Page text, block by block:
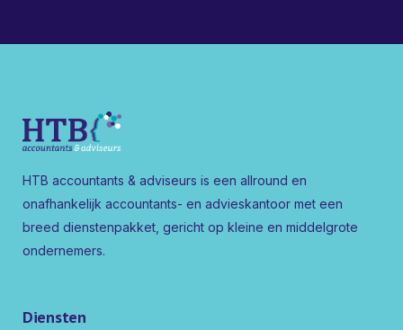
HTB accountants & adviseurs is een allround en
onafhankelijk accountants- en advieskantoor met een
breed dienstenpakket, gericht op kleine en middelgrote
ondernemers.
Diensten